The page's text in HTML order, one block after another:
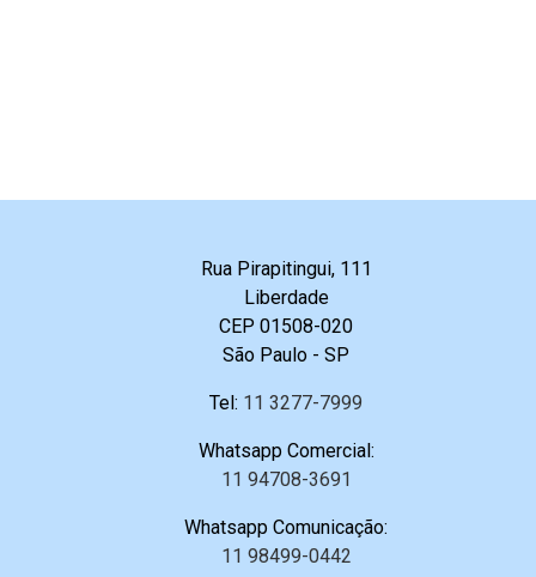
Rua Pirapitingui, 111
Liberdade
CEP 01508-020
São Paulo - SP
Tel: 11 3277-7999
Whatsapp Comercial:
11 94708-3691
Whatsapp Comunicação:
11 98499-0442